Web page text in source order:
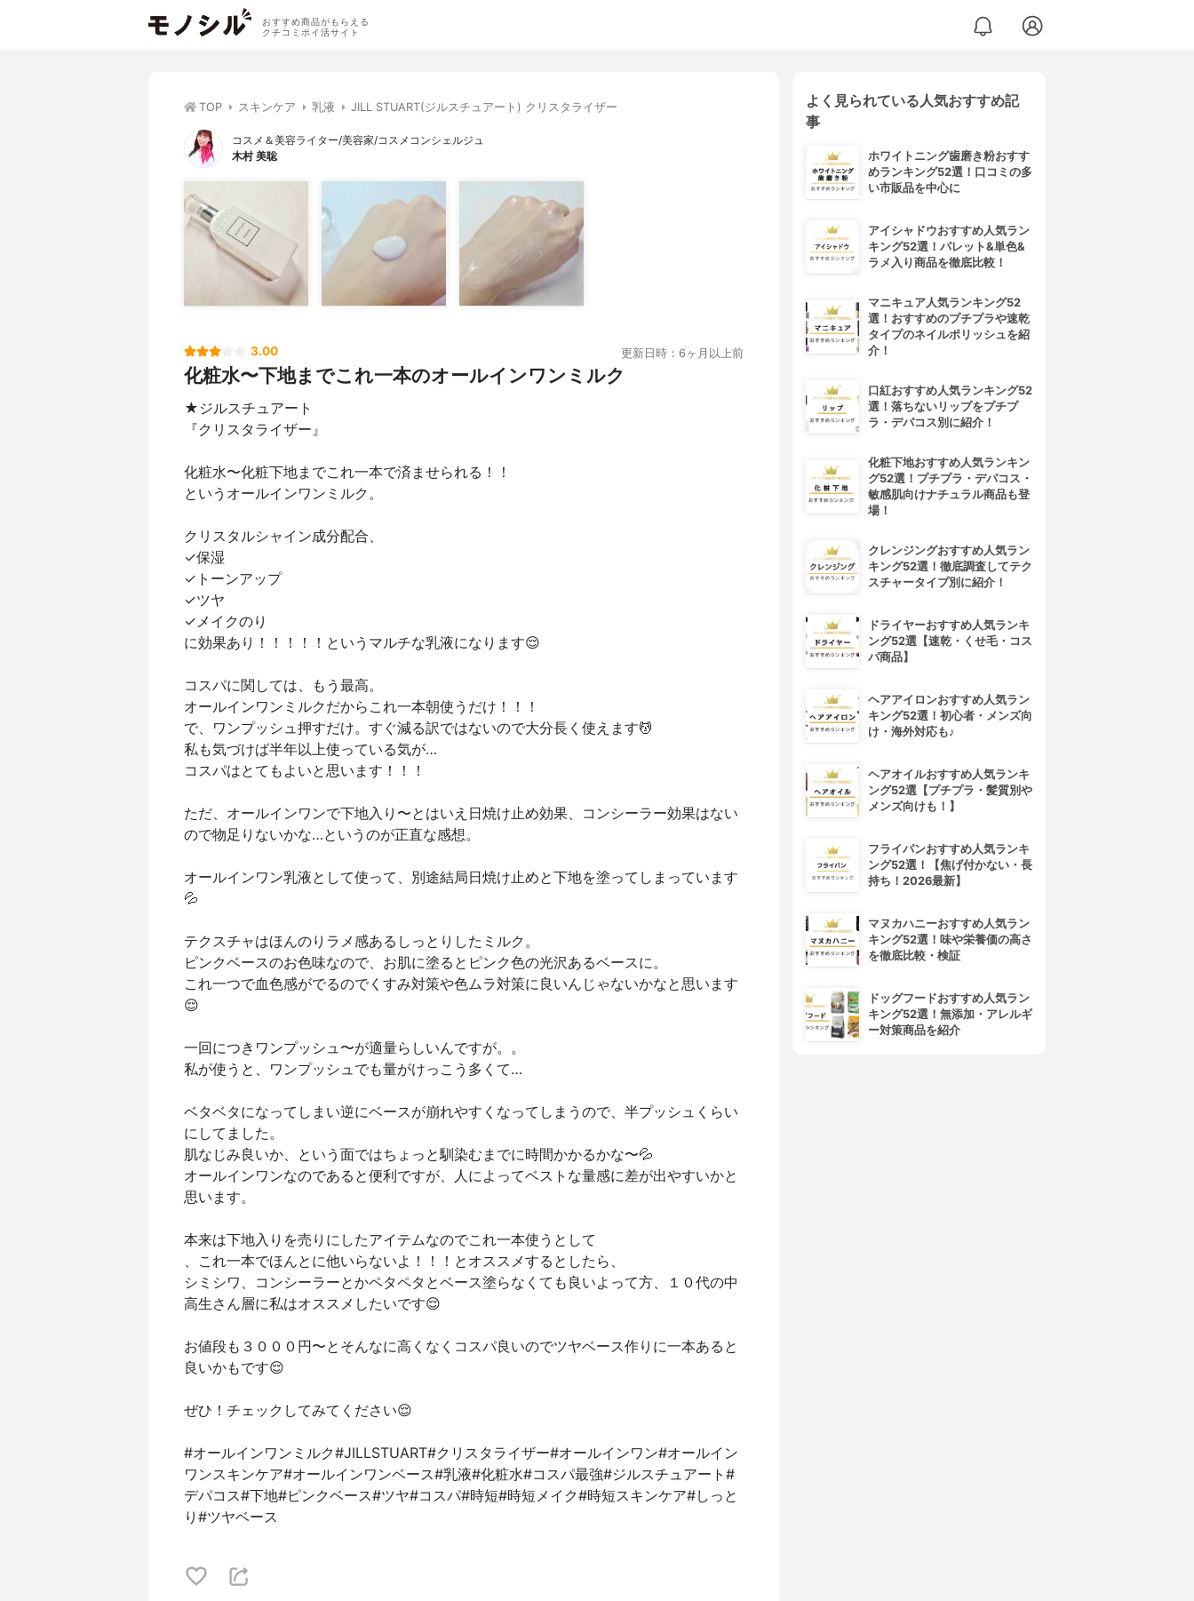
おすすめ商品がもらえる
クチコミポイ活サイト
TOP スキンケア 乳液 JILL STUART(ジルスチュアート) クリスタライザー
コスメ＆美容ライター/美容家/コスメコンシェルジュ
木村 美聡
3.00 更新日時：6ヶ月以上前
化粧水〜下地までこれ一本のオールインワンミルク
★ジルスチュアート
『クリスタライザー』
化粧水〜化粧下地までこれ一本で済ませられる！！
というオールインワンミルク。
クリスタルシャイン成分配合、
✓保湿
✓トーンアップ
✓ツヤ
✓メイクのり
に効果あり！！！！！というマルチな乳液になります😌
コスパに関しては、もう最高。
オールインワンミルクだからこれ一本朝使うだけ！！！
で、ワンプッシュ押すだけ。すぐ減る訳ではないので大分長く使えます💆
私も気づけば半年以上使っている気が…
コスパはとてもよいと思います！！！
ただ、オールインワンで下地入り〜とはいえ日焼け止め効果、コンシーラー効果はない
ので物足りないかな…というのが正直な感想。
オールインワン乳液として使って、別途結局日焼け止めと下地を塗ってしまっています
💦
テクスチャはほんのりラメ感あるしっとりしたミルク。
ピンクベースのお色味なので、お肌に塗るとピンク色の光沢あるベースに。
これ一つで血色感がでるのでくすみ対策や色ムラ対策に良いんじゃないかなと思います
😌
一回につきワンプッシュ〜が適量らしいんですが。。
私が使うと、ワンプッシュでも量がけっこう多くて…
ベタベタになってしまい逆にベースが崩れやすくなってしまうので、半プッシュくらい
にしてました。
肌なじみ良いか、という面ではちょっと馴染むまでに時間かかるかな〜💦
オールインワンなのであると便利ですが、人によってベストな量感に差が出やすいかと
思います。
本来は下地入りを売りにしたアイテムなのでこれ一本使うとして
、これ一本でほんとに他いらないよ！！！とオススメするとしたら、
シミシワ、コンシーラーとかペタペタとベース塗らなくても良いよって方、１０代の中
高生さん層に私はオススメしたいです😌
お値段も３０００円〜とそんなに高くなくコスパ良いのでツヤベース作りに一本あると
良いかもです😌
ぜひ！チェックしてみてください😌
#オールインワンミルク#JILLSTUART#クリスタライザー#オールインワン#オールイン
ワンスキンケア#オールインワンベース#乳液#化粧水#コスパ最強#ジルスチュアート#
デパコス#下地#ピンクベース#ツヤ#コスパ#時短#時短メイク#時短スキンケア#しっと
り#ツヤベース
よく見られている人気おすすめ記
事
ホワイトニング歯磨き粉おすす
めランキング52選！口コミの多
い市販品を中心に
アイシャドウおすすめ人気ラン
キング52選！パレット&単色&
ラメ入り商品を徹底比較！
マニキュア人気ランキング52
選！おすすめのプチプラや速乾
タイプのネイルポリッシュを紹
介！
口紅おすすめ人気ランキング52
選！落ちないリップをプチプ
ラ・デパコス別に紹介！
化粧下地おすすめ人気ランキン
グ52選！プチプラ・デパコス・
敏感肌向けナチュラル商品も登
場！
クレンジングおすすめ人気ラン
キング52選！徹底調査してテク
スチャータイプ別に紹介！
ドライヤーおすすめ人気ランキ
ング52選【速乾・くせ毛・コス
パ商品】
ヘアアイロンおすすめ人気ラン
キング52選！初心者・メンズ向
け・海外対応も♪
ヘアオイルおすすめ人気ランキ
ング52選【プチプラ・髪質別や
メンズ向けも！】
フライパンおすすめ人気ランキ
ング52選！【焦げ付かない・長
持ち！2026最新】
マヌカハニーおすすめ人気ラン
キング52選！味や栄養価の高さ
を徹底比較・検証
ドッグフードおすすめ人気ラン
キング52選！無添加・アレルギ
ー対策商品を紹介